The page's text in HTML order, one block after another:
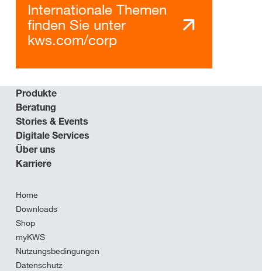
Internationale Themen
finden Sie unter
kws.com/corp
Produkte
Beratung
Stories & Events
Digitale Services
Über uns
Karriere
Home
Downloads
Shop
myKWS
Nutzungsbedingungen
Datenschutz